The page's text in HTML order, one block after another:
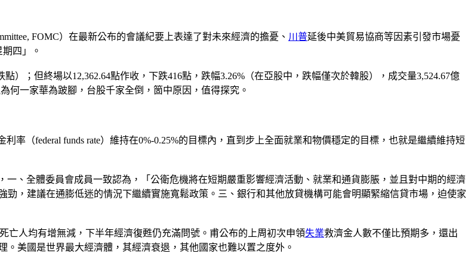
FOMC）在最新公布的會議紀要上表達了對未來經濟的擔憂、 川普延後中美貿易協商等因素引發市場憂
四」。
）；但終場以12,362.64點作收，下跌416點，跌幅3.26%（在亞股中，跌幅僅次於韓股），成交量3,524.67億
何一家華為跛腳，台股千家全倒，箇中原因，值得探究。
率（federal funds rate）維持在0%-0.25%的目標內，直到步上全面就業和物價穩定的目標，也就是繼續維持短
一、全體委員會成員一致認為，「公衛危機將在短期嚴重影響經濟活動、就業和通貨膨脹，並且對中期的經濟
，建議在通膨低迷的情況下繼續實施寬鬆政策。三、銀行和其他放貸機構可能會明顯緊縮信貸市場，迫使家
亡人均有增無減，下半年經濟復甦仍充滿問號。甫公布的上周初次申領失業救濟金人數不僅比預期多，還出
美國是世界最大經濟體，其經濟衰退，其他國家也難以置之度外。